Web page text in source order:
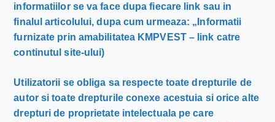
informatiilor se va face dupa fiecare link sau in
finalul articolului, dupa cum urmeaza: „Informatii
furnizate prin amabilitatea KMPVEST – link catre
continutul site-ului)
Utilizatorii se obliga sa respecte toate drepturile de
autor si toate drepturile conexe acestuia si orice alte
drepturi de proprietate intelectuala pe care